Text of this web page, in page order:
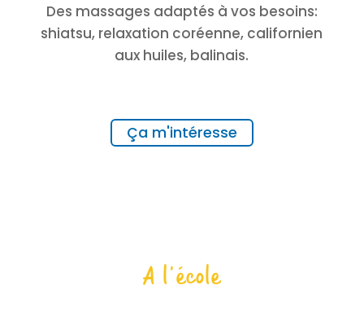
Des massages adaptés à vos besoins:
shiatsu, relaxation coréenne, californien
aux huiles, balinais.
Ça m'intéresse
A l’école